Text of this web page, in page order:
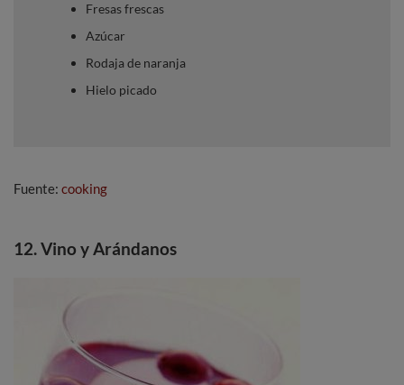
Fresas frescas
Azúcar
Rodaja de naranja
Hielo picado
Fuente: cooking
12. Vino y Arándanos